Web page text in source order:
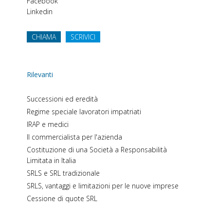
Linkedin
CHIAMA SCRIVICI
Rilevanti
Successioni ed eredità
Regime speciale lavoratori impatriati
IRAP e medici
Il commercialista per l'azienda
Costituzione di una Società a Responsabilità
Limitata in Italia
SRLS e SRL tradizionale
SRLS, vantaggi e limitazioni per le nuove imprese
Cessione di quote SRL